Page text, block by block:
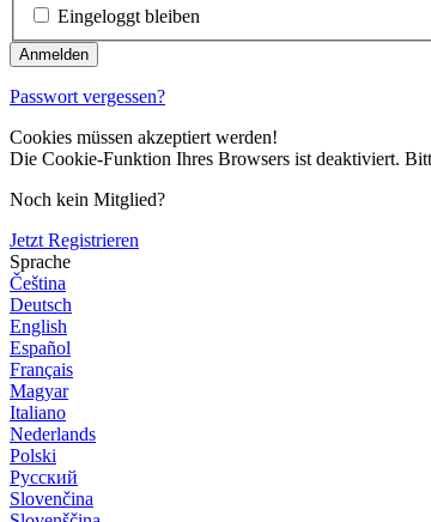
Eingeloggt bleiben
Passwort vergessen?
Cookies müssen akzeptiert werden!
Die Cookie-Funktion Ihres Browsers ist deaktiviert.
Noch kein Mitglied?
Jetzt Registrieren
Sprache
Čeština
Deutsch
English
Español
Français
Magyar
Italiano
Nederlands
Polski
Русский
Slovenčina